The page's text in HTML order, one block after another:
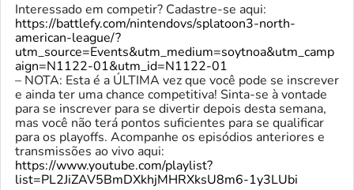
Interessado em competir? Cadastre-se aqui:
https://battlefy.com/nintendovs/splatoon3-north-
american-league/?
utm_source=Events&utm_medium=soytnoa&utm_camp
aign=N1122-01&utm_id=N1122-01
– NOTA: Esta é a ÚLTIMA vez que você pode se inscrever
e ainda ter uma chance competitiva! Sinta-se à vontade
para se inscrever para se divertir depois desta semana,
mas você não terá pontos suficientes para se qualificar
para os playoffs. Acompanhe os episódios anteriores e
transmissões ao vivo aqui:
https://www.youtube.com/playlist?
list=PL2JiZAV5BmDXkhjMHRXksU8m6-1y3LUbi